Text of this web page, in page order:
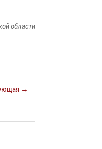
области
→